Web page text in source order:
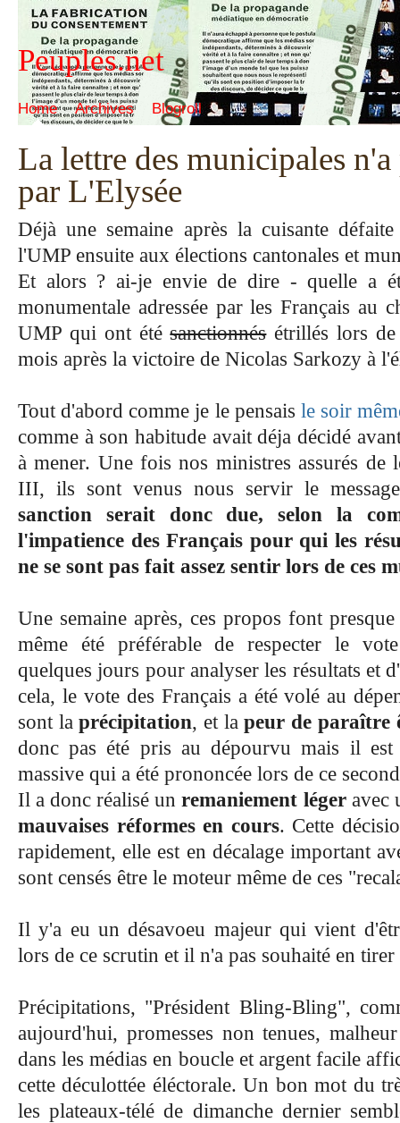
Peuples.net
Home Archives Blogroll
La lettre des municipales n'a
par L'Elysée
Déjà une semaine après la cuisante
l'UMP ensuite aux élections cantonales et
Et alors ? ai-je envie de dire - quelle a
monumentale adressée par les Français au
UMP qui ont étésanctionnésétrillés lors de
mois après la victoire de Nicolas Sarkozy à
Tout d'abord comme je le pensais le soir
comme à son habitude avait déja décidé
à mener. Une fois nos ministres assurés
III, ils sont venus nous servir le
sanction serait donc due, selon la
l'impatience des Français pour qui les
ne se sont pas fait assez sentir lors de ces
Une semaine après, ces propos font
même été préférable de respecter le
quelques jours pour analyser les résultats et
cela, le vote des Français a été volé au
sont laprécipitation, et lapeur de paraître
donc pas été pris au dépourvu mais il est
massive qui a été prononcée lors de ce
Il a donc réalisé unremaniement légeravec
mauvaises réformes en cours. Cette
rapidement, elle est en décalage important
sont censés être le moteur même de ces
Il y'a eu un désavoeu majeur qui vient
lors de ce scrutin et il n'a pas souhaité en
Précipitations, "Président Bling-Bling",
aujourd'hui, promesses non tenues,
dans les médias en boucle et argent facile
cette déculottée éléctorale. Un bon mot du
les plateaux-télé de dimanche dernier